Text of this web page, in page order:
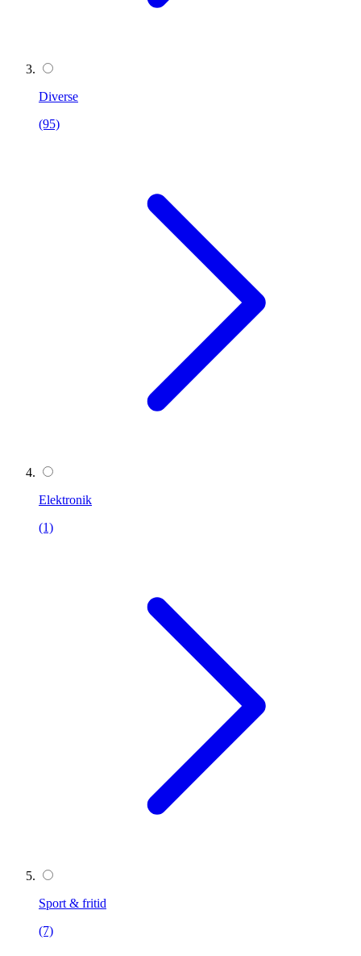
Diverse
(95)
Elektronik
(1)
Sport & fritid
(7)